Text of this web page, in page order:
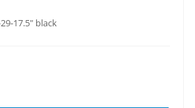
29-17.5" black